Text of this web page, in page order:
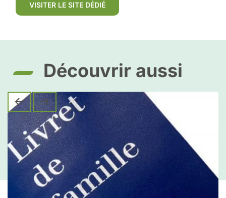
VISITER LE SITE DÉDIÉ
Découvrir aussi